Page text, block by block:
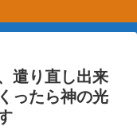
遣り直し出来
ったら神の光